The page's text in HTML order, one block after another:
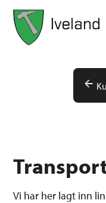
Iveland kommune
Vi har her lagt inn